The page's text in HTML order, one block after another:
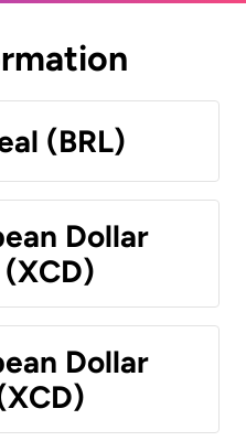
(BRL)
Dollar
Dollar